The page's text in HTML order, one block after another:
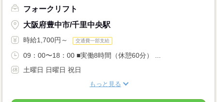
フォークリフト
大阪府豊中市/千里中央駅
時給1,700円～ 交通費一部支給
09：00〜18：00 ■実働8時間（休憩60分） ...
土曜日 日曜日 祝日
もっと見る